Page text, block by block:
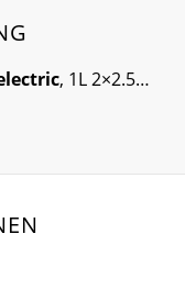
, 1L 2×2.5…